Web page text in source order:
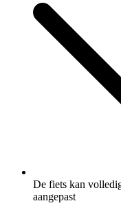
De fiets kan
aangepast